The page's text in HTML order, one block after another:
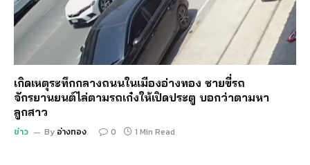
เกิดเหตุระทึกกลางถนนในเมืองอ่างทอง ชายขี่รถ
จักรยานยนต์ไล่ตามรถเก๋งให้เปิดประตู บอกว่าตามหา
ลูกสาว
ข่าว By อ่างทอง 0 1 Min Read